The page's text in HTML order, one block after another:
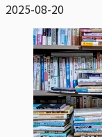
2025-08-20